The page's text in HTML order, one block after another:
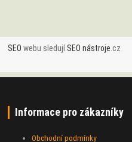
SEO webu sledujíSEO nástroje .cz
Informace pro zákazníky
Obchodní podmínky